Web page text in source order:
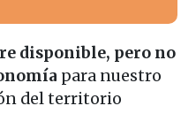
disponible, pero no
para nuestro
del territorio